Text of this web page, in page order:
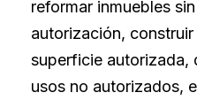
reformar inmuebles
autorización,
superficie autorizada,
usos no autorizados,